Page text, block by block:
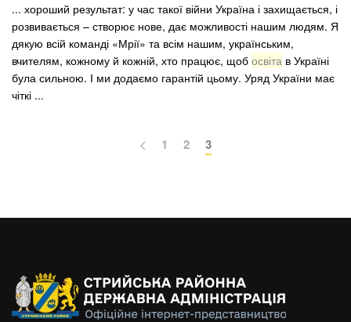
... хороший результат: у час такої війни Україна і захищається, і
розвивається – створює нове, дає можливості нашим людям. Я
дякую всій команді «Мрії» та всім нашим, українським,
вчителям, кожному й кожній, хто працює, щоб освіта в Україні
була сильною. І ми додаємо гарантій цьому. Уряд України має
чіткі ...
1 2 3